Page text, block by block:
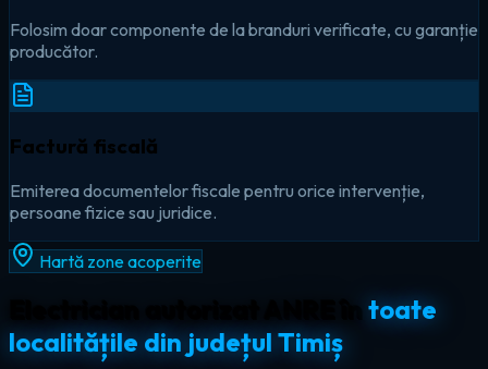
Folosim doar componente de la branduri verificate, cu garanție
producător.
Factură fiscală
Emiterea documentelor fiscale pentru orice intervenție,
persoane fizice sau juridice.
Hartă zone acoperite
toate
localitățile din județul Timiș